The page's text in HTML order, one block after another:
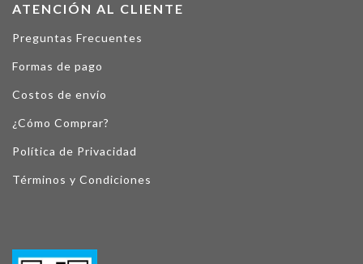
ATENCIÓN AL CLIENTE
Preguntas Frecuentes
Formas de pago
Costos de envío
¿Cómo Comprar?
Política de Privacidad
Términos y Condiciones